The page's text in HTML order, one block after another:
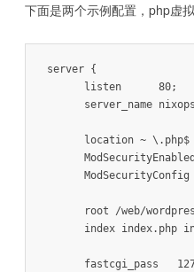
下面是两个示例配置，php虚拟
server {
      listen      80;
server_name
location ~ \.php$
ModSecurityConfig
root /web/
index index.php
fastcgi_pass